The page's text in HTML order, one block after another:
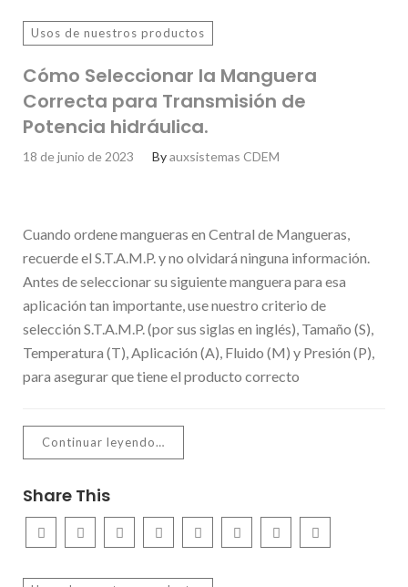
Usos de nuestros productos
Cómo Seleccionar la Manguera
Correcta para Transmisión de
Potencia hidráulica.
18 de junio de 2023 Byauxsistemas CDEM
Cuando ordene mangueras en Central de Mangueras,
recuerde el S.T.A.M.P. y no olvidará ninguna información.
Antes de seleccionar su siguiente manguera para esa
aplicación tan importante, use nuestro criterio de
selección S.T.A.M.P. (por sus siglas en inglés), Tamaño (S),
Temperatura (T), Aplicación (A), Fluido (M) y Presión (P),
para asegurar que tiene el producto correcto
Continuar leyendo…
Share This